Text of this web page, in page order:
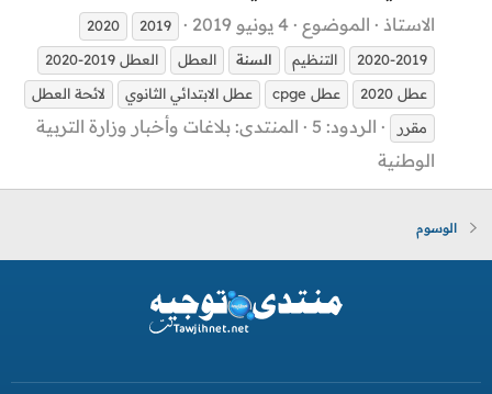
الاستاذ الموضوع 4 يونيو 2019 2019
2020
2020-2019
التنظيم السنة العطل
العطل 2019-2020
عطل 2020
عطل cpge عطل الابتدائي الثانوي
لائحة العطل
مقرر
الردود: 5 المنتدى: بلاغات وأخبار وزارة التربية
الوطنية
الوسوم